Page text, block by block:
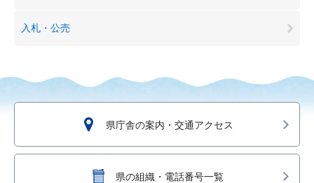
入札・公売
県庁舎の案内・交通アクセス
県の組織・電話番号一覧